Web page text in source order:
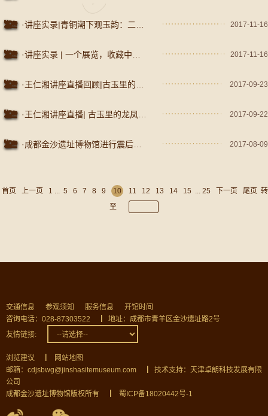
·讲座实录|青铜潮下观玉韵：二里头-三星堆时代的文明大势 2017-11-16
·讲座实录 | 一个展览，收藏中国王朝历史上的第一个盛世 2017-11-16
·王仁湘讲座直播回顾|古玉里的龙凤因缘 2017-09-23
·王仁湘讲座直播| 古玉里的龙凤因缘 2017-09-22
·成都金沙遗址博物馆进行震后安全检查 2017-08-09
首页 上一页 1 ... 5 6 7 8 9 10 11 12 13 14 15 ... 25 下一页 尾页 转
至
交通信息 参观须知 服务信息
开馆时间
咨询电话：028-87303522
地址：成都市青羊区金沙遗址路2号
友情链接:
浏览建议
网站地图
邮箱：cdjsbwg@jinshasitemuseum.com
技术支持：天津卓朗科技发展有限
公司
成都金沙遗址博物馆版权所有
蜀ICP备18020442号-1